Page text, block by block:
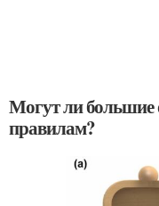
Могут ли большие
правилам?